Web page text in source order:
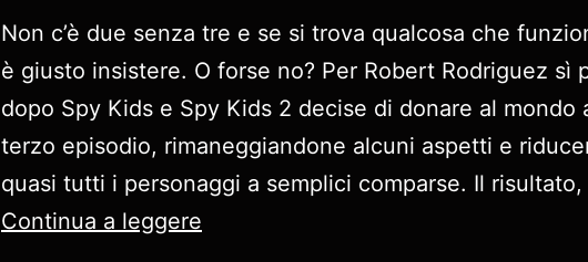
Non c’è due senza tre e se si trova qualcosa che
è giusto insistere. O forse no? Per Robert Rodriguez sì
dopo Spy Kids e Spy Kids 2 decise di donare al mondo
terzo episodio, rimaneggiandone alcuni aspetti e
quasi tutti i personaggi a semplici comparse. Il
Continua a leggere